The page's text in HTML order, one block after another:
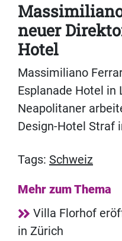
neuer
Hotel
Massimiliano
Esplanade Hotel in
Neapolitaner
Design-Hotel Straf
Tags: Schweiz
Mehr zum Thema
Villa Florhof
in Zürich